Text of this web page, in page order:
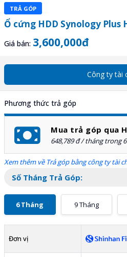
TRẢ GÓP
Ổ cứng HDD Synology Plus
Giá bán: 3,600,000đ
Công ty tài
Phương thức trả góp
Mua trả góp qua
648,789 đ / tháng trong
Xem thêm về Trả góp bằng công ty tài
Số Tháng Trả Góp:
6 Tháng 9 Tháng
Đơn vị